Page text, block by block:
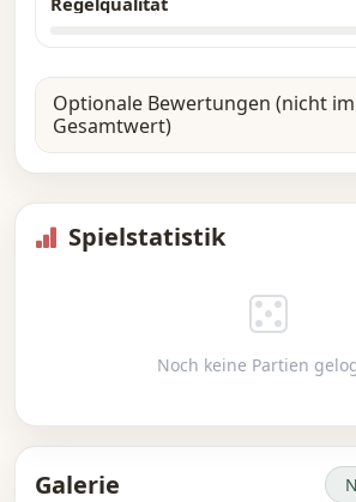
Optionale Bewertungen (nicht im
Gesamtwert)
Spielstatistik
Noch keine Partien
Galerie